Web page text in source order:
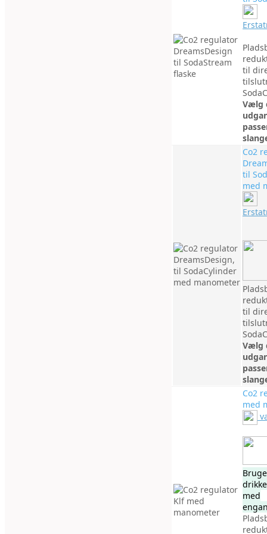
til
Vælg
Co2
til
med
til
Vælg
Co2
med
med